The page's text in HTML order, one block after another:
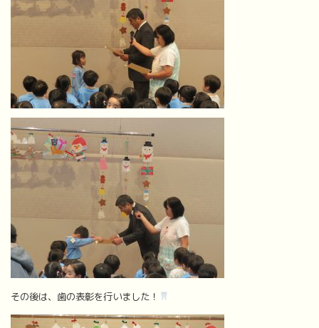
その後は、歯の表彰を行いました！